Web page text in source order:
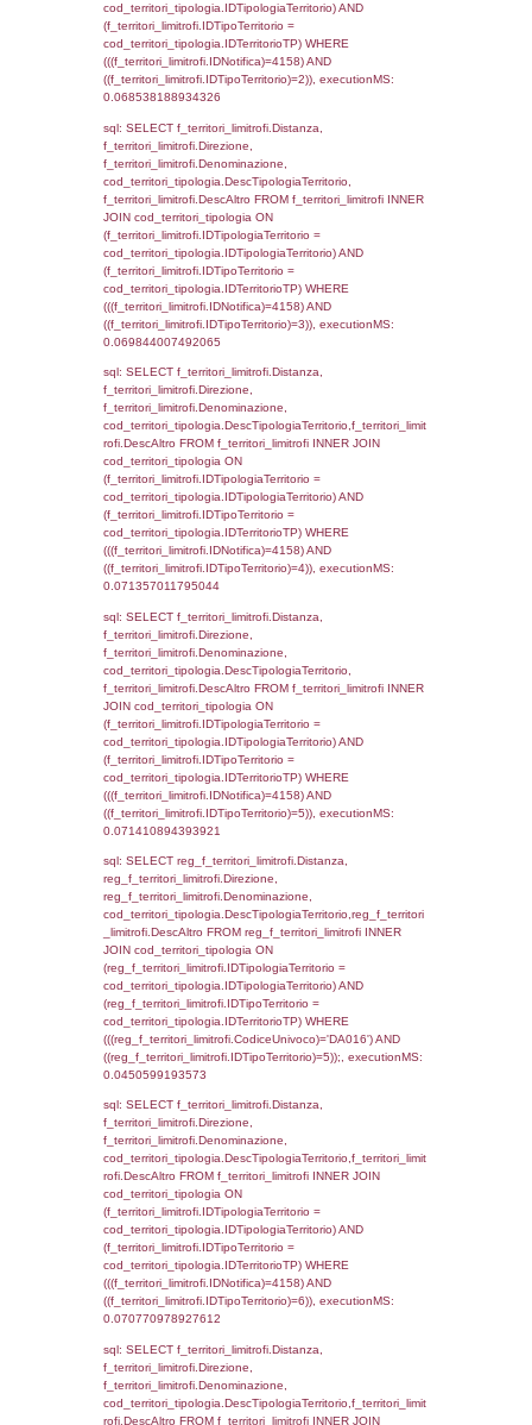
executionMS: 0.0073680877685547
sql: SELECT a2p.Cognome, a2p.Nome
a2_ruolipersonale a2rp INNER JOIN
(((a2p.IDNotifica)=4158) AND
executionMS: 0.0026710033416748
sql: SELECT cod_ipa_aoo.des_amm,
d1_controlli.UntAmmTerr,
d1_controlli.Regione, d1_controlli.Provincia,
d1_controlli.Comune, d1_controlli.Via,
d1_controlli.Email, d1_controlli.Pec FROM
d1_controlli.UntAmmTerr where
executionMS: 0.030574083328247
sql: SELECT * FROM d2_autorizzazioni
IDNotifica=4158, executionMS:
sql: SELECT Ispezione, IDArticoloComma,
StatoIspezione,
'%d/%m/%Y') as DataApertura,
DATE_FORMAT(DataChiusura, '%d/%m/
DataChiusura,
'%d/%m/%Y') as DataUltimoPIR FROM
WHERE (((d3_ispezioni.IDNotifica)=4158)),
0.0007479190826416
sql: SELECT el_nazioni.DescIT,
FROM f_confini_stato INNER JOIN
f_confini_stato.IDStato = el_nazioni.IDStato
f_confini_stato.IDNotifica = 4158;,
0.0006568431854248
sql: SELECT el_regioni.Regione,
el_comuni.Comune,
f_confini INNER JOIN ((el_comuni INNER
ON el_comuni.IstProvincia =
INNER JOIN el_regioni ON
el_regioni.IstRegione) ON
(((f_confini.IDNotifica)=4158));,
0.00069189071655273
sql: SELECT
SEPARATOR '; ') AS DescAltro,
f_territori_limitrofi INNER JOIN
(f_territori_limitrofi.IDTipologiaTerritorio =
f_territori_limitrofi.IDTipoTerritorio =
cod_territori_tipologia.IDTerritorioTP )
((f_territori_limitrofi.IDNotifica) = 4158 ) AND